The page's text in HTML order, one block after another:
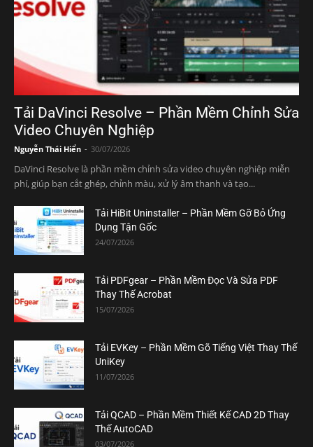
Tải DaVinci Resolve – Phần Mềm Chỉnh Sửa
Video Chuyên Nghiệp
Nguyễn Thái Hiển - 30/07/2026
DaVinci Resolve là phần mềm chỉnh sửa video chuyên nghiệp miễn
phí, giúp bạn cắt ghép, chỉnh màu, xử lý âm thanh và tạo...
Tải HiBit Uninstaller – Phần Mềm Gỡ Bỏ Ứng
Dụng Tận Gốc
24/07/2026
Tải PDFgear – Phần Mềm Đọc Và Sửa PDF
Thay Thế Acrobat
15/07/2026
Tải EVKey – Phần Mềm Gõ Tiếng Việt Thay Thế
UniKey
11/07/2026
Tải QCAD – Phần Mềm Thiết Kế CAD 2D Thay
Thế AutoCAD
03/07/2026